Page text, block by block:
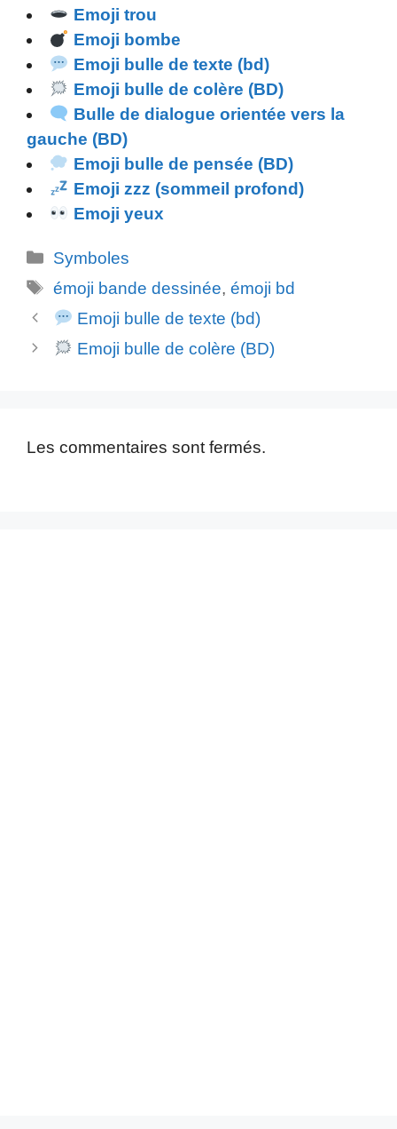
Emoji trou
Emoji bombe
Emoji bulle de texte (bd)
Emoji bulle de colère (BD)
Bulle de dialogue orientée vers la
gauche (BD)
Emoji bulle de pensée (BD)
Emoji zzz (sommeil profond)
Emoji yeux
Catégories
Symboles
Étiquettes
émoji bande dessinée,émoji bd
Emoji bulle de texte (bd)
Emoji bulle de colère (BD)
Les commentaires sont fermés.